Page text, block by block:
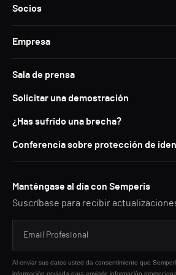
Socios
Empresa
Sala de prensa
Solicitar una demostración
¿Has sufrido una brecha?
Conferencia sobre protección de
Manténgase al día con Semperis
Suscríbase para recibir
Al enviar sus datos usted da consentimiento que
información enviada para enviarle información